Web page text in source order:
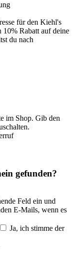
für den Kiehl's
10% Rabatt auf deine
du nach
im Shop. Gib den
gefunden?
Feld ein und
E-Mails, wenn es
Ja, ich stimme der